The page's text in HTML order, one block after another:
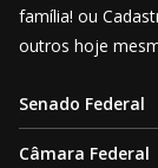
família! ou
outros hoje
Senado Federal
Câmara Federal